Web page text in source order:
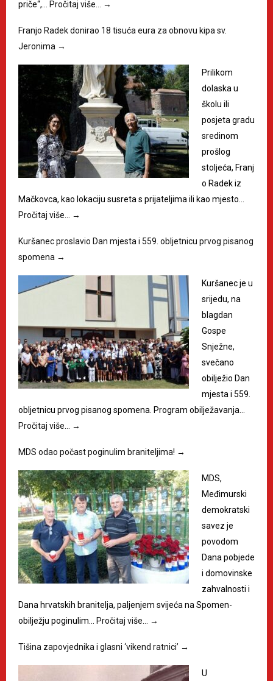
priče“,… Pročitaj više… →
Franjo Radek donirao 18 tisuća eura za obnovu kipa sv.
Jeronima →
Prilikom
dolaska u
školu ili
posjeta gradu
sredinom
prošlog
stoljeća, Franj
o Radek iz
Mačkovca, kao lokaciju susreta s prijateljima ili kao mjesto…
Pročitaj više…
→
Kuršanec proslavio Dan mjesta i 559. obljetnicu prvog pisanog
spomena →
Kuršanec je u
srijedu, na
blagdan
Gospe
Snježne,
svečano
obilježio Dan
mjesta i 559.
obljetnicu prvog pisanog spomena. Program obilježavanja…
Pročitaj više…
→
MDS odao počast poginulim braniteljima! →
MDS,
Međimurski
demokratski
savez je
povodom
Dana pobjede
i domovinske
zahvalnosti i
Dana hrvatskih branitelja, paljenjem svijeća na Spomen-
obilježju poginulim…
Pročitaj više… →
Tišina zapovjednika i glasni ‘vikend ratnici’ →
U